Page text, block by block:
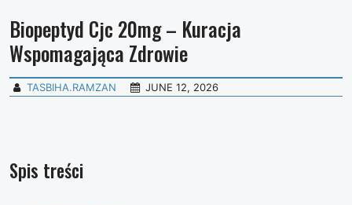
Biopeptyd Cjc 20mg – Kuracja
Wspomagająca Zdrowie
TASBIHA.RAMZAN JUNE 12, 2026
Spis treści